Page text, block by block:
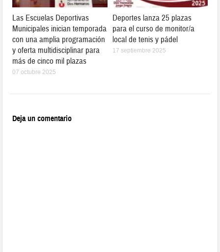
Las Escuelas Deportivas
Municipales inician temporada
con una amplia programación
y oferta multidisciplinar para
más de cinco mil plazas
07 octubre 2025
Deportes lanza 25 plazas
para el curso de monitor/a
local de tenis y pádel
17 septiembre 2025
Deja un comentario